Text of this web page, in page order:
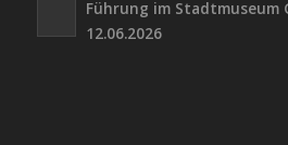
Führung im Stadtmuseum
12.06.2026